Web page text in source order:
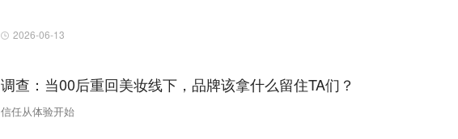
2026-06-13
调查：当00后重回美妆线下，品牌该拿什么留住TA们？
信任从体验开始